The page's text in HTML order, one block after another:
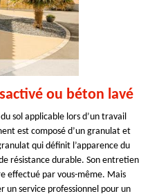
ou béton lavé
sol applicable lors d’un travail
est composé d’un granulat et
qui définit l’apparence du
résistance durable. Son entretien
effectué par vous-même. Mais
un service professionnel pour un